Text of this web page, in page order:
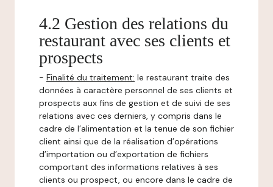
4.2 Gestion des relations du
restaurant avec ses clients et
prospects
- Finalité du traitement: le restaurant traite des
données à caractère personnel de ses clients et
prospects aux fins de gestion et de suivi de ses
relations avec ces derniers, y compris dans le
cadre de l’alimentation et la tenue de son fichier
client ainsi que de la réalisation d’opérations
d’importation ou d’exportation de fichiers
comportant des informations relatives à ses
clients ou prospect, ou encore dans le cadre de